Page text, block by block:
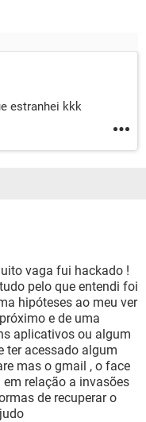
estranhei kkk
vaga fui hackado !
pelo que entendi foi
hipóteses ao meu ver
e de uma
aplicativos ou algum
ter acessado algum
mas o gmail , o face
relação a invasões
de recuperar o